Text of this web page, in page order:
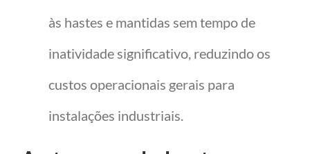
às hastes e mantidas sem tempo de
inatividade significativo, reduzindo os
custos operacionais gerais para
instalações industriais.